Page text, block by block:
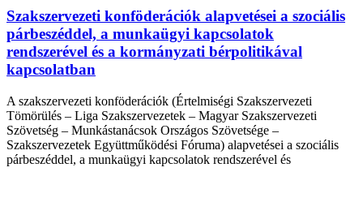
Szakszervezeti konföderációk alapvetései a szociális
párbeszéddel, a munkaügyi kapcsolatok
rendszerével és a kormányzati bérpolitikával
kapcsolatban
A szakszervezeti konföderációk (Értelmiségi Szakszervezeti
Tömörülés – Liga Szakszervezetek – Magyar Szakszervezeti
Szövetség – Munkástanácsok Országos Szövetsége –
Szakszervezetek Együttműködési Fóruma) alapvetései a szociális
párbeszéddel, a munkaügyi kapcsolatok rendszerével és